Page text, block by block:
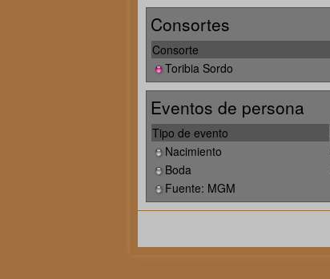
Consortes
Consorte
Toribia Sordo
Eventos de persona
Tipo de evento
Nacimiento
Boda
Fuente: MGM